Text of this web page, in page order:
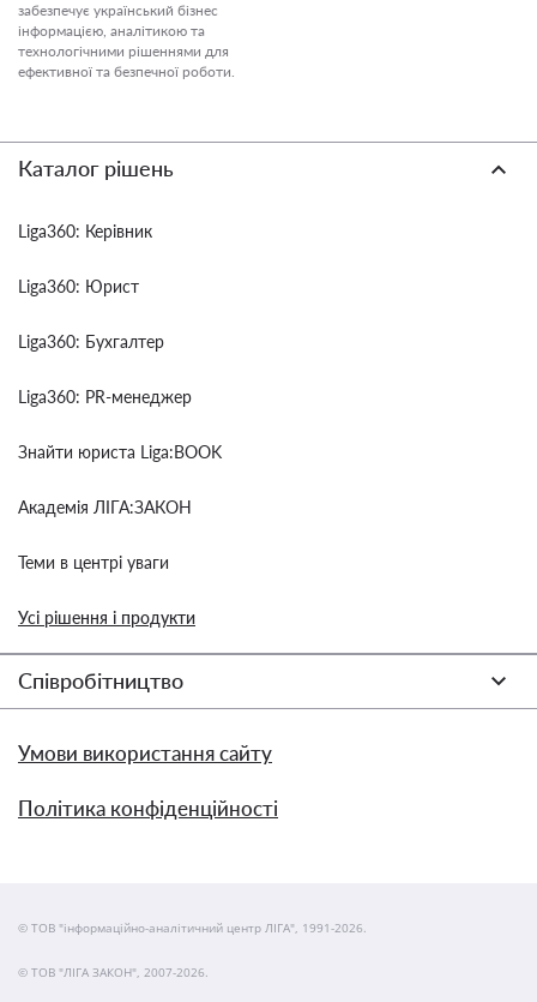
забезпечує український бізнес
інформацією, аналітикою та
технологічними рішеннями для
ефективної та безпечної роботи.
Каталог рішень
Liga360: Керівник
Liga360: Юрист
Liga360: Бухгалтер
Liga360: PR-менеджер
Знайти юриста Liga:BOOK
Академія ЛІГА:ЗАКОН
Теми в центрі уваги
Усі рішення і продукти
Співробітництво
Умови використання сайту
Політика конфіденційності
© ТОВ "інформаційно-аналітичний центр ЛІГА", 1991-2026.
© ТОВ "ЛІГА ЗАКОН", 2007-2026.